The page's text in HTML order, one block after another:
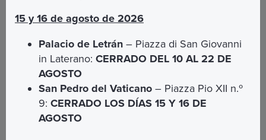
Escríbanos
15 y 16 de agosto de 2026
Palacio de Letrán – Piazza di San Giovanni
in Laterano:CERRADO DEL 10 AL 22 DE
AGOSTO
San Pedro del Vaticano – Piazza Pio XII n.º
9:CERRADO LOS DÍAS 15 Y 16 DE
AGOSTO